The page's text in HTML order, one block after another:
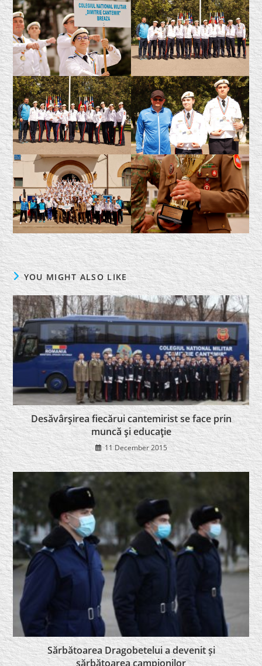
YOU MIGHT ALSO LIKE
Desăvârşirea fiecărui cantemirist se face prin
muncă şi educaţie
11 December 2015
Sărbătoarea Dragobetelui a devenit și
sărbătoarea campionilor